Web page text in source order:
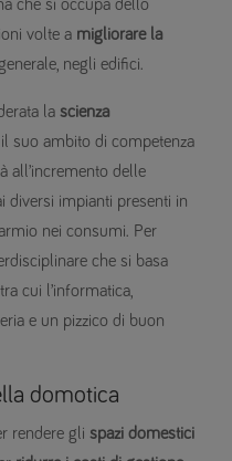
che si occupa dello
volte a migliorare la
negli edifici.
la scienza
suo ambito di competenza
all’incremento delle
diversi impianti presenti in
nei consumi. Per
che si basa
cui l’informatica,
e un pizzico di buon
domotica
rendere gli spazi domestici